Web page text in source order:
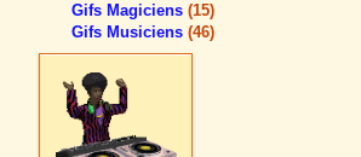
Gifs Magiciens (15)
Gifs Musiciens (46)